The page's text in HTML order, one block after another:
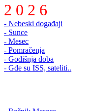
2 0 2 6
- Nebeski događaji
- Sunce
- Mesec
- Pomračenja
- Godišnja doba
- Gde su ISS, sateliti..